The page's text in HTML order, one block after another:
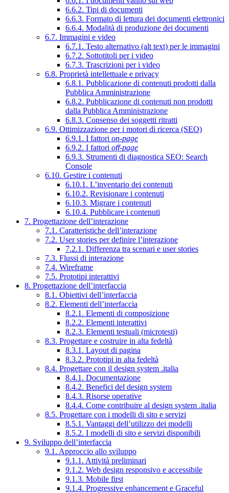
6.6.2. Tipi di documenti
6.6.3. Formato di lettura dei documenti elettronici
6.6.4. Modalità di produzione dei documenti
6.7. Immagini e video
6.7.1. Testo alternativo (alt text) per le immagini
6.7.2. Sottotitoli per i video
6.7.3. Trascrizioni per i video
6.8. Proprietà intellettuale e privacy
6.8.1. Pubblicazione di contenuti prodotti dalla
Pubblica Amministrazione
6.8.2. Pubblicazione di contenuti non prodotti
dalla Pubblica Amministrazione
6.8.3. Consenso dei soggetti ritratti
6.9. Ottimizzazione per i motori di ricerca (SEO)
6.9.1. I fattori on-page
6.9.2. I fattori off-page
6.9.3. Strumenti di diagnostica SEO: Search
Console
6.10. Gestire i contenuti
6.10.1. L’inventario dei contenuti
6.10.2. Revisionare i contenuti
6.10.3. Migrare i contenuti
6.10.4. Pubblicare i contenuti
7. Progettazione dell’interazione
7.1. Caratteristiche dell’interazione
7.2. User stories per definire l’interazione
7.2.1. Differenza tra scenari e user stories
7.3. Flussi di interazione
7.4. Wireframe
7.5. Prototipi interattivi
8. Progettazione dell’interfaccia
8.1. Obiettivi dell’interfaccia
8.2. Elementi dell’interfaccia
8.2.1. Elementi di composizione
8.2.2. Elementi interattivi
8.2.3. Elementi testuali (microtesti)
8.3. Progettare e costruire in alta fedeltà
8.3.1. Layout di pagina
8.3.2. Prototipi in alta fedeltà
8.4. Progettare con il design system .italia
8.4.1. Documentazione
8.4.2. Benefici del design system
8.4.3. Risorse operative
8.4.4. Come contribuire al design system .italia
8.5. Progettare con i modelli di sito e servizi
8.5.1. Vantaggi dell’utilizzo dei modelli
8.5.2. I modelli di sito e servizi disponibili
9. Sviluppo dell’interfaccia
9.1. Approccio allo sviluppo
9.1.1. Attività preliminari
9.1.2. Web design responsivo e accessibile
9.1.3. Mobile first
9.1.4. Progressive enhancement e Graceful